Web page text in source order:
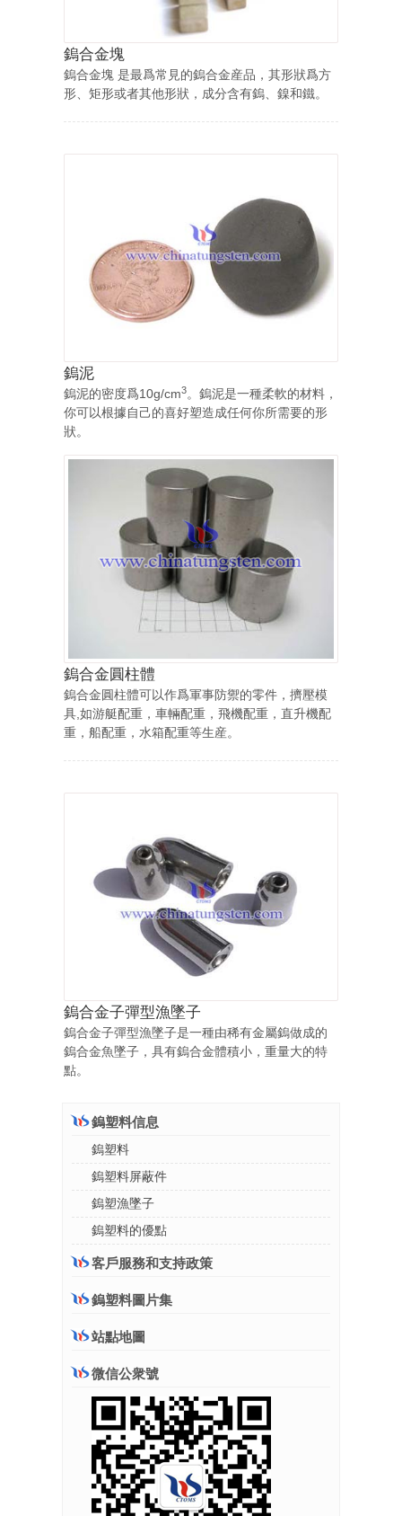
鎢合金塊
鎢合金塊 是最爲常見的鎢合金産品，其形狀爲方
形、矩形或者其他形狀，成分含有鎢、鎳和鐵。
鎢泥
鎢泥的密度爲10g/cm3。鎢泥是一種柔軟的材料，
你可以根據自己的喜好塑造成任何你所需要的形
狀。
鎢合金圓柱體
鎢合金圓柱體可以作爲軍事防禦的零件，擠壓模
具,如游艇配重，車輛配重，飛機配重，直升機配
重，船配重，水箱配重等生産。
鎢合金子彈型漁墜子
鎢合金子彈型漁墜子是一種由稀有金屬鎢做成的
鎢合金魚墜子，具有鎢合金體積小，重量大的特
點。
鎢塑料信息
鎢塑料
鎢塑料屏蔽件
鎢塑漁墜子
鎢塑料的優點
客戶服務和支持政策
鎢塑料圖片集
站點地圖
微信公衆號